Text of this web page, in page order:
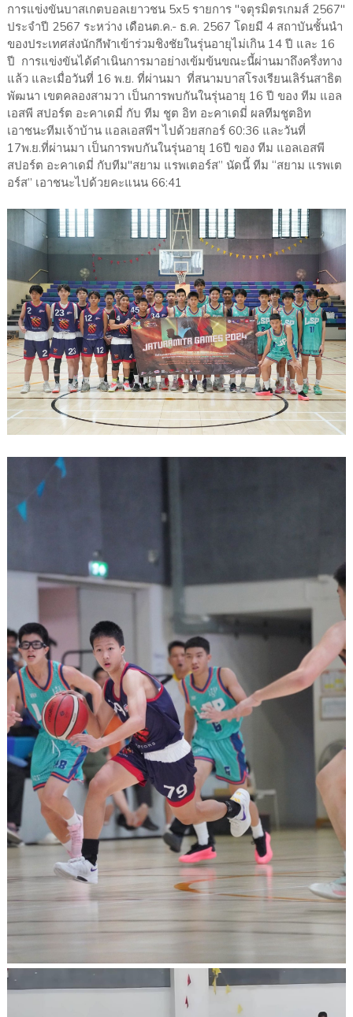
การแข่งขันบาสเกตบอลเยาวชน 5x5 รายการ "จตุรมิตรเกมส์ 2567"
ประจำปี 2567 ระหว่าง เดือนต.ค.- ธ.ค. 2567 โดยมี 4 สถาบันชั้นนำ
ของประเทศส่งนักกีฬาเข้าร่วมชิงชัยในรุ่นอายุไม่เกิน 14 ปี และ 16
ปี การแข่งขันได้ดำเนินการมาอย่างเข้มข้นขณะนี้ผ่านมาถึงครึ่งทาง
แล้ว และเมื่อวันที่ 16 พ.ย. ที่ผ่านมา ที่สนามบาสโรงเรียนเลิร์นสาธิต
พัฒนา เขตคลองสามวา เป็นการพบกันในรุ่นอายุ 16 ปี ของ ทีม แอล
เอสพี สปอร์ต อะคาเดมี่ กับ ทีม ชูต อิท อะคาเดมี่ ผลทีมชูตอิท
เอาชนะทีมเจ้าบ้าน แอลเอสพีฯ ไปด้วยสกอร์ 60:36 และวันที่
17พ.ย.ที่ผ่านมา เป็นการพบกันในรุ่นอายุ 16ปี ของ ทีม แอลเอสพี
สปอร์ต อะคาเดมี่ กับทีม"สยาม แรพเตอร์ส” นัดนี้ ทีม “สยาม แรพเต
อร์ส” เอาชนะไปด้วยคะแนน 66:41